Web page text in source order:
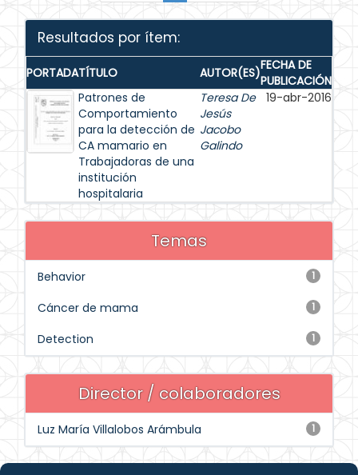
Resultados por ítem:
PORTADATÍTULO AUTOR(ES)FECHA DE
PUBLICACIÓN
Patrones de
Comportamiento
para la detección de
CA mamario en
Trabajadoras de una
institución
hospitalaria
Teresa De
Jesús
Jacobo
Galindo
19-abr-2016
Temas
1
Behavior
1
Cáncer de mama
1
Detection
Director / colaboradores
1
Luz María Villalobos Arámbula